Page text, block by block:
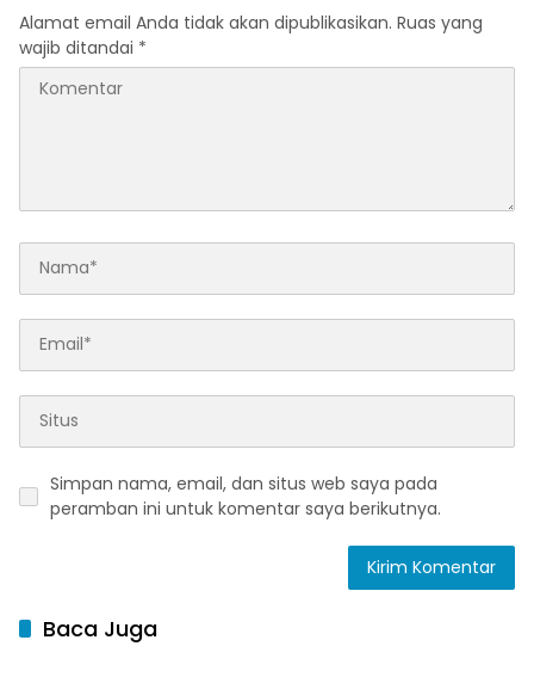
Alamat email Anda tidak akan dipublikasikan. Ruas yang
wajib ditandai *
Simpan nama, email, dan situs web saya pada
peramban ini untuk komentar saya berikutnya.
Baca Juga